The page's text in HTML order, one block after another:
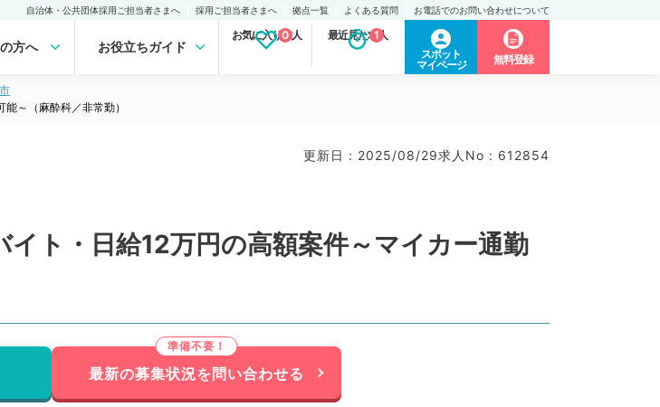
自治体・公共団体採用ご担当者さまへ 採用ご担当者さまへ 拠点一覧 よくある質問 お電話でのお問い合わせについて
方へ お役立ちガイド
お気に入り求人
0 最近見た求人
1
スポット
マイページ
無料登録
～（麻酔科／非常勤）
更新日 : 2025/08/29求人No : 612854
イト・日給12万円の高額案件～マイカー通勤
最新の募集状況を問い合わせる